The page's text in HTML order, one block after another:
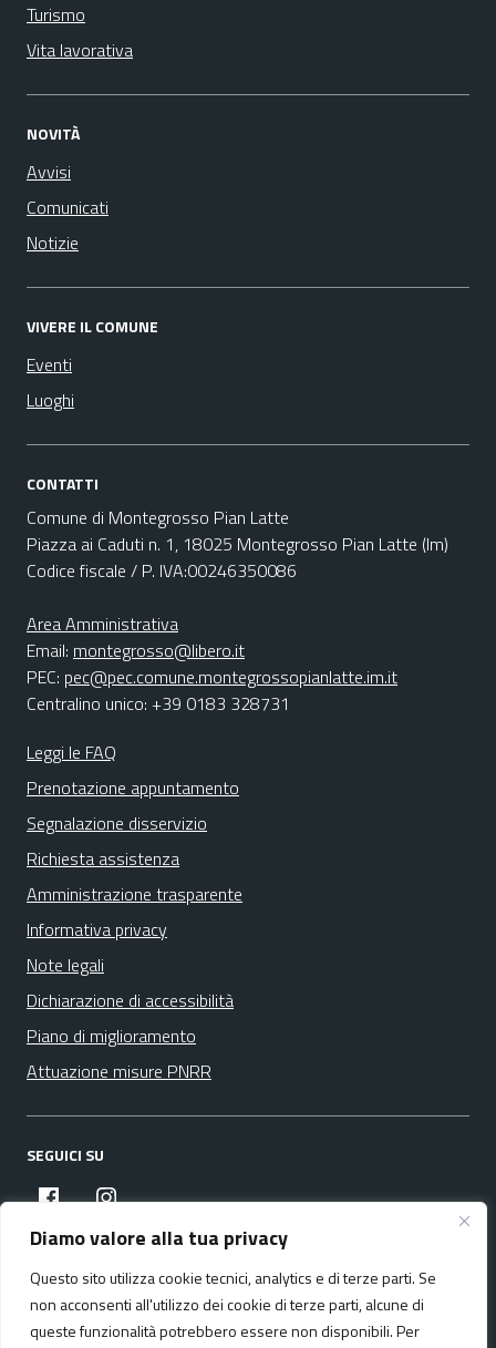
Diamo valore alla tua privacy
Questo sito utilizza cookie tecnici, analytics e di terze parti. Se
non acconsenti all'utilizzo dei cookie di terze parti, alcune di
queste funzionalità potrebbero essere non disponibili. Per
Turismo
Vita lavorativa
NOVITÀ
Avvisi
Comunicati
Notizie
VIVERE IL COMUNE
Eventi
Luoghi
CONTATTI
Comune di Montegrosso Pian Latte
Piazza ai Caduti n. 1, 18025 Montegrosso Pian Latte (Im)
Codice fiscale / P. IVA:00246350086
Area Amministrativa
Email: montegrosso@libero.it
PEC: pec@pec.comune.montegrossopianlatte.im.it
Centralino unico: +39 0183 328731
Leggi le FAQ
Prenotazione appuntamento
Segnalazione disservizio
Richiesta assistenza
Amministrazione trasparente
Informativa privacy
Note legali
Dichiarazione di accessibilità
Piano di miglioramento
Attuazione misure PNRR
SEGUICI SU
facebookinstagram
Media policy Mappa del sito